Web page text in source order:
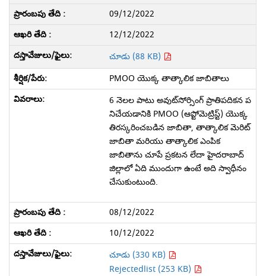
09/12/2022
12/12/2022
చూడు (88 KB)
PMOO యొక్క తాత్కాలిక జాబితాలు
6 నెలల పాటు అవుట్‌సోర్సింగ్ ప్రాతిపదికన ప
నిచేయడానికి PMOO (ఆప్టోమెట్రిస్ట్) యొక్క
తిరస్కరించబడిన జాబితా, తాత్కాలిక మెరిట్
జాబితా మరియు తాత్కాలిక ఎంపిక
జాబితాను చూపే ప్రకటన లేదా హైదరాబాద్
జిల్లాలో ఏది ముందుగా ఉంటే అది స్వాధీనం
చేసుకుంటుంది.
08/12/2022
10/12/2022
చూడు (330 KB)
Rejectedlist (253 KB)